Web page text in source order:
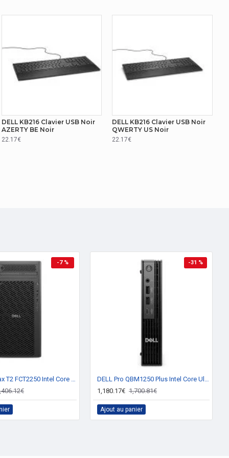
DELL KB216 Clavier USB Noir
AZERTY BE Noir
22.17€
DELL KB216 Clavier USB Noir
QWERTY US Noir
22.17€
-7 %
DELL Pro Max T2 FCT2250 Intel Core Ultra 7 265 32 Go DDR5-SDRAM 1 To SSD NVIDIA RTX A1000 Windows 11 Pro Tower PC Noir
-31 %
DELL Pro QBM1250 Plus Intel Core Ultra 7 265 16 Go DDR5-SDRAM 512 Go SSD Windows 11 Pro Micro PC Mini PC Noir
1,180.17€ 1,700.81€
Ajout au panier